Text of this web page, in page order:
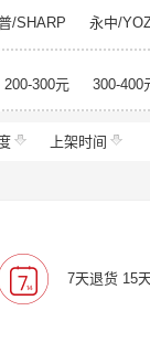
/SHARP
永中/
神州网信/
北信源
达梦数
碟 东方通 金蝶
200-300元 300-400
上架时间
7天退货 15